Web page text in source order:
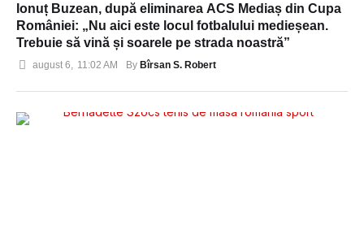
Ionuț Buzean, după eliminarea ACS Mediaș din Cupa
României: „Nu aici este locul fotbalului medieșean.
Trebuie să vină și soarele pe strada noastră”
august 6, 11:02 AM By Bîrsan S. Robert